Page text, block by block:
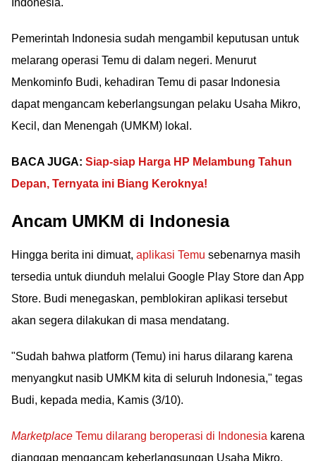
Indonesia.
Pemerintah Indonesia sudah mengambil keputusan untuk
melarang operasi Temu di dalam negeri. Menurut
Menkominfo Budi, kehadiran Temu di pasar Indonesia
dapat mengancam keberlangsungan pelaku Usaha Mikro,
Kecil, dan Menengah (UMKM) lokal.
BACA JUGA: Siap-siap Harga HP Melambung Tahun
Depan, Ternyata ini Biang Keroknya!
Ancam UMKM di Indonesia
Hingga berita ini dimuat, aplikasi Temu sebenarnya masih
tersedia untuk diunduh melalui Google Play Store dan App
Store. Budi menegaskan, pemblokiran aplikasi tersebut
akan segera dilakukan di masa mendatang.
"Sudah bahwa platform (Temu) ini harus dilarang karena
menyangkut nasib UMKM kita di seluruh Indonesia," tegas
Budi, kepada media, Kamis (3/10).
Marketplace Temu dilarang beroperasi di Indonesia karena
dianggap mengancam keberlangsungan Usaha Mikro,